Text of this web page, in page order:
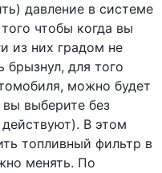
давление в системе
чтобы когда вы
из них градом не
брызнул, для того
можно будет
выберите без
В этом
топливный фильтр в
менять. По